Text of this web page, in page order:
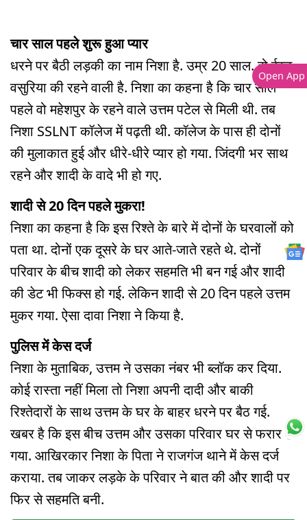
चार साल पहले शुरू हुआ प्यार
धरने पर बैठी लड़की का नाम निशा है. उम्र 20 साल. वो ईस्ट
वसुरिया की रहने वाली है. निशा का कहना है कि चार साल
पहले वो महेशपुर के रहने वाले उत्तम पटेल से मिली थी. तब
निशा SSLNT कॉलेज में पढ़ती थी. कॉलेज के पास ही दोनों
की मुलाकात हुई और धीरे-धीरे प्यार हो गया. जिंदगी भर साथ
रहने और शादी के वादे भी हो गए.
शादी से 20 दिन पहले मुकरा!
निशा का कहना है कि इस रिश्ते के बारे में दोनों के घरवालों को
पता था. दोनों एक दूसरे के घर आते-जाते रहते थे. दोनों
परिवार के बीच शादी को लेकर सहमति भी बन गई और शादी
की डेट भी फिक्स हो गई. लेकिन शादी से 20 दिन पहले उत्तम
मुकर गया. ऐसा दावा निशा ने किया है.
पुलिस में केस दर्ज
निशा के मुताबिक, उत्तम ने उसका नंबर भी ब्लॉक कर दिया.
कोई रास्ता नहीं मिला तो निशा अपनी दादी और बाकी
रिश्तेदारों के साथ उत्तम के घर के बाहर धरने पर बैठ गई.
खबर है कि इस बीच उत्तम और उसका परिवार घर से फरार हो
गया. आखिरकार निशा के पिता ने राजगंज थाने में केस दर्ज
कराया. तब जाकर लड़के के परिवार ने बात की और शादी पर
फिर से सहमति बनी.
Open App